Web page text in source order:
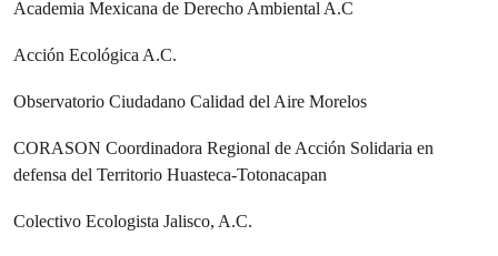
Academia Mexicana de Derecho Ambiental A.C
Acción Ecológica A.C.
Observatorio Ciudadano Calidad del Aire Morelos
CORASON Coordinadora Regional de Acción Solidaria en
defensa del Territorio Huasteca-Totonacapan
Colectivo Ecologista Jalisco, A.C.